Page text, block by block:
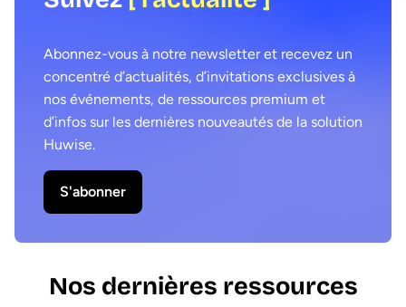
Abonnez-vous à notre newsletter et recevez un
concentré d’actualités, d’invitations exclusives à
nos événements, de ressources premium et
d’infos sur les dernières nouveautés de la solution
Huwise.
S'abonner
Nos dernières ressources